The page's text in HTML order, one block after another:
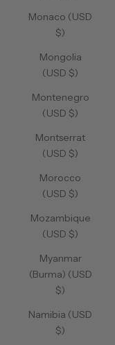
Monaco (USD
$)
Mongolia
(USD $)
Montenegro
(USD $)
Montserrat
(USD $)
Morocco
(USD $)
Mozambique
(USD $)
Myanmar
(Burma) (USD
$)
Namibia (USD
$)